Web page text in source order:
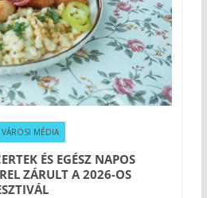
VÁROSI MÉDIA
ÉS EGÉSZ NAPOS
ZÁRULT A 2026-OS